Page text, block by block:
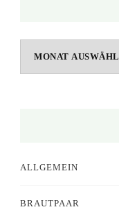
ALLGEMEIN
BRAUTPAAR